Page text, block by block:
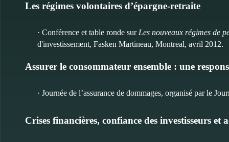
Les régimes volontaires d’épargne-retraite
· Conférence et table ronde sur Les nouveaux régimes de
d'investissement, Fasken Martineau, Montreal, avril 2012.
Assurer le consommateur ensemble : une
· Journée de l’assurance de dommages, organisé par le
Crises financières, confiance des investisseurs